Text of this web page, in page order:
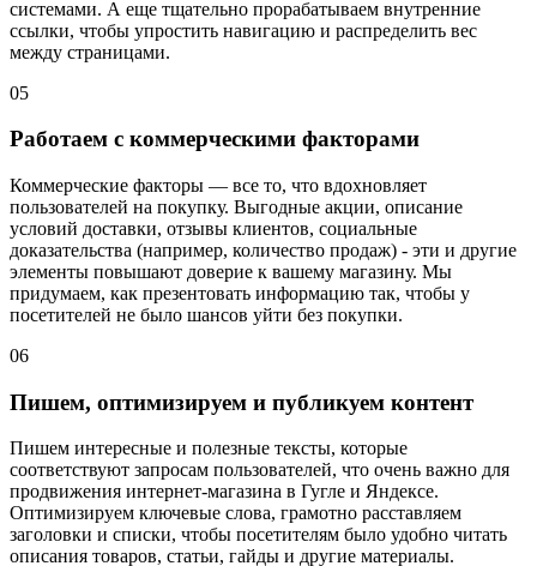
системами. А еще тщательно прорабатываем внутренние
ссылки, чтобы упростить навигацию и распределить вес
между страницами.
05
Работаем с коммерческими факторами
Коммерческие факторы — все то, что вдохновляет
пользователей на покупку. Выгодные акции, описание
условий доставки, отзывы клиентов, социальные
доказательства (например, количество продаж) - эти и другие
элементы повышают доверие к вашему магазину. Мы
придумаем, как презентовать информацию так, чтобы у
посетителей не было шансов уйти без покупки.
06
Пишем, оптимизируем и публикуем контент
Пишем интересные и полезные тексты, которые
соответствуют запросам пользователей, что очень важно для
продвижения интернет-магазина в Гугле и Яндексе.
Оптимизируем ключевые слова, грамотно расставляем
заголовки и списки, чтобы посетителям было удобно читать
описания товаров, статьи, гайды и другие материалы.